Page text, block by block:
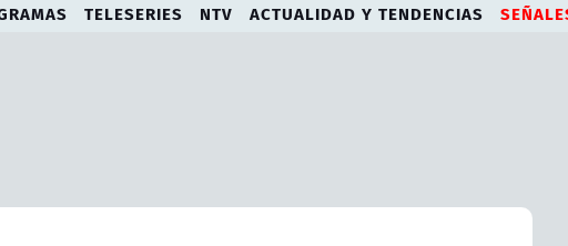
TELESERIES NTV ACTUALIDAD Y TENDENCIAS